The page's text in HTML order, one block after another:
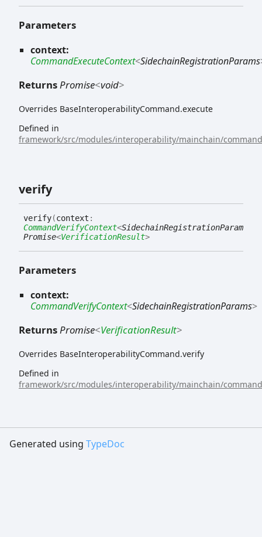
Parameters
context:
CommandExecuteContext<SidechainRegistrationParams
ReturnsPromise<void>
Overrides BaseInteroperabilityCommand.execute
Defined in
framework/src/modules/interoperability/mainchain/
verify
verify(context :
CommandVerifyContext<SidechainRegistrationParams
Promise<VerificationResult>
Parameters
context:
CommandVerifyContext<SidechainRegistrationParams>
ReturnsPromise<VerificationResult>
Overrides BaseInteroperabilityCommand.verify
Defined in
framework/src/modules/interoperability/mainchain/
Generated using TypeDoc